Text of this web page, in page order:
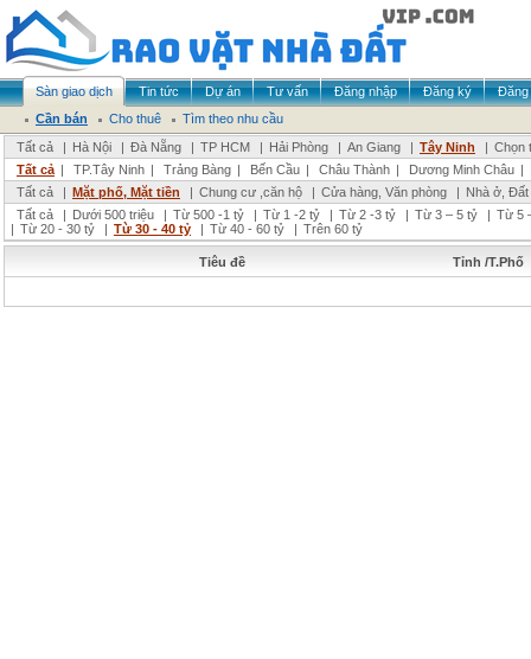
Sàn giao dịch Tin tức Dự án Tư vấn Đăng nhập Đăng ký
Đăng
Cần bán
Cho thuê
Tìm theo nhu cầu
Tất cả
| Hà Nội | Đà Nẵng | TP HCM | Hải Phòng | An Giang | Tây Ninh | Chọn
Tất cả | TP.Tây Ninh | Trảng Bàng | Bến Cầu | Châu Thành | Dương Minh Châu |
Tất cả
| Mặt phố, Mặt tiền | Chung cư ,căn hộ | Cửa hàng, Văn phòng | Nhà ở,
Tất cả
| Dưới 500 triệu | Từ 500 -1 tỷ | Từ 1 -2 tỷ | Từ 2 -3 tỷ | Từ 3 – 5 tỷ | Từ 5
| Từ 20 - 30 tỷ | Từ 30 - 40 tỷ | Từ 40 - 60 tỷ | Trên 60 tỷ
Tiêu đề Tỉnh /T.Phố